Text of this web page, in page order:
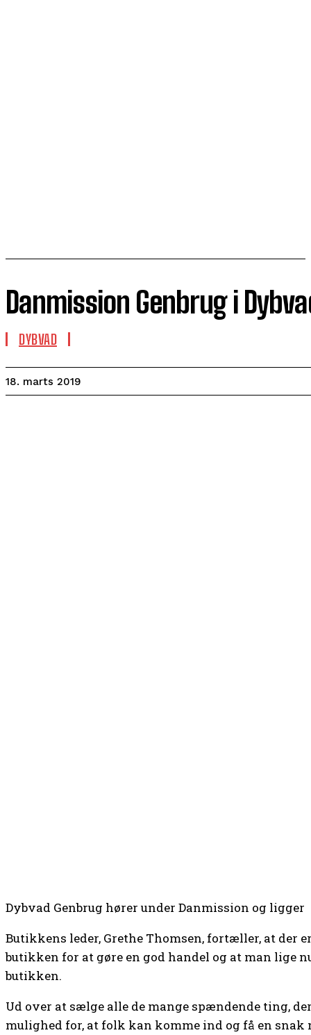
Danmission Genbrug i
DYBVAD
18. marts 2019
Dybvad Genbrug hører under Danmission og ligger
Butikkens leder, Grethe Thomsen, fortæller, at der
butikken for at gøre en god handel og at man lige
butikken.
Ud over at sælge alle de mange spændende ting,
mulighed for, at folk kan komme ind og få en